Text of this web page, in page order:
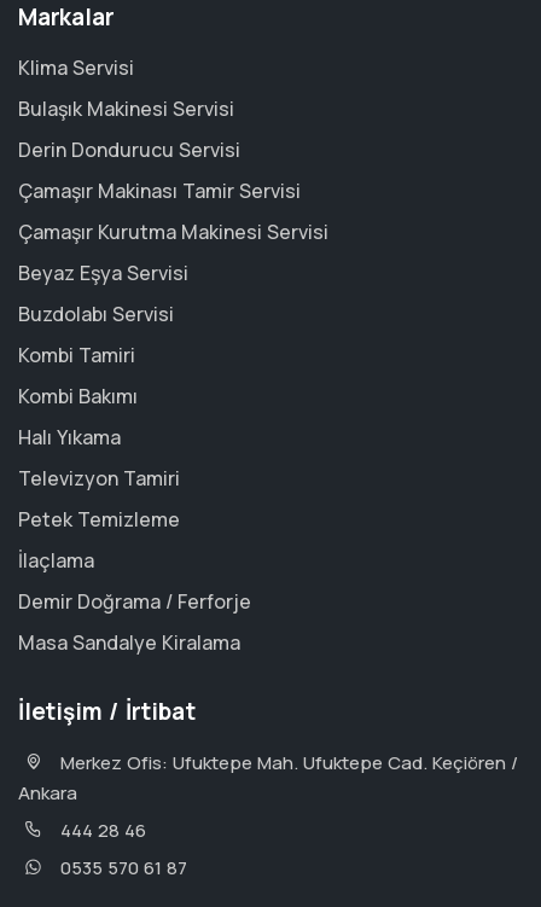
Markalar
Klima Servisi
Bulaşık Makinesi Servisi
Derin Dondurucu Servisi
Çamaşır Makinası Tamir Servisi
Çamaşır Kurutma Makinesi Servisi
Beyaz Eşya Servisi
Buzdolabı Servisi
Kombi Tamiri
Kombi Bakımı
Halı Yıkama
Televizyon Tamiri
Petek Temizleme
İlaçlama
Demir Doğrama / Ferforje
Masa Sandalye Kiralama
İletişim / İrtibat
Merkez Ofis: Ufuktepe Mah. Ufuktepe Cad. Keçiören /
Ankara
444 28 46
0535 570 61 87